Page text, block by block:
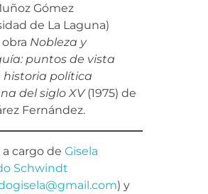
Gómez
de La Laguna)
Nobleza y
puntos de vista
historia política
del siglo XV(1975) de
Fernández.
cargo de Gisela
Schwindt
) y